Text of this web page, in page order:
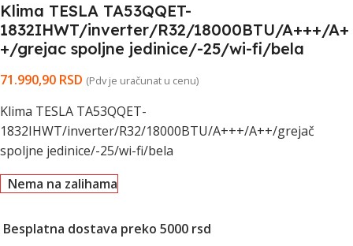
Klima TESLA TA53QQET-
1832IHWT/inverter/R32/18000BTU/A+++/A+
+/grejac spoljne jedinice/-25/wi-fi/bela
71.990,90 RSD (Pdv je uračunat u cenu)
Klima TESLA TA53QQET-
1832IHWT/inverter/R32/18000BTU/A+++/A++/grejač
spoljne jedinice/-25/wi-fi/bela
Nema na zalihama
Besplatna dostava preko 5000 rsd